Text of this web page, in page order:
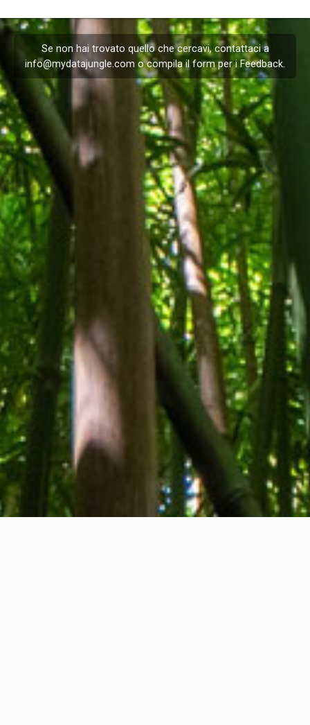
Se non hai trovato quello che cercavi, contattaci a
info@mydatajungle.com o compila il form per i Feedback